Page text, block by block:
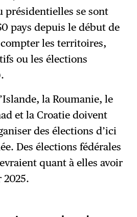
présidentielles se sont
pays depuis le début de
compter les territoires,
ou les élections
la Roumanie, le
et la Croatie doivent
des élections d’ici
Des élections fédérales
quant à elles avoir
2025.